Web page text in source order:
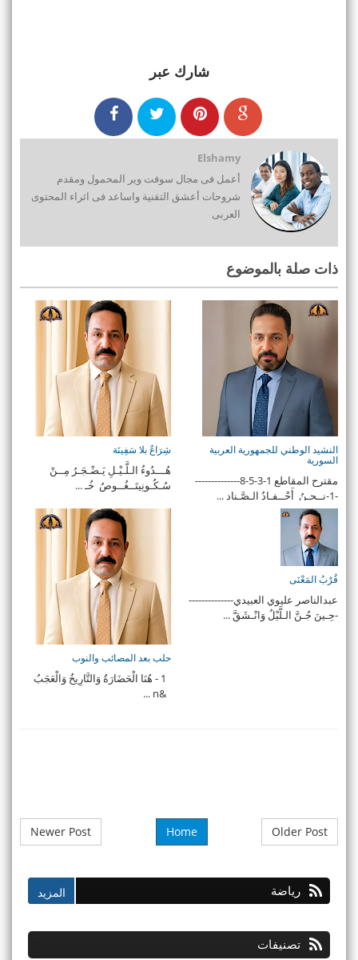
شارك عبر
Elshamy
أعمل فى مجال سوفت وير المحمول ومقدم
شروحات أعشق التقنية واساعد فى اثراء المحتوى
العربى
ذات صلة بالموضوع
النشيد الوطني للجمهورية العربية
السورية
مقترح المقاطع 1-3-5-8--------------
-1-نــحـنُ أَحْــفـادُ الـصَّـناد ...
شِرَاعٌ بلا سَفِينَة
هُـــدُوءُ الـلَّـيْـلِ يَـضْـجَـرُ مِــنْ
سُـكُـونِيتَــغُــوصُ خُـ ...
قُرْبُ المَعْنَى
عبدالناصر عليوي العبيدي--------------
-حِـينَ جُـنَّ الـلَّيْلُ وَانْـشَقَّ ...
حلب بعد المصائب والنوب
1 - هُنَا الْحَضَارَةُ وَالتَّارِيخُ وَالْعَجَبُ
&n ...
Newer Post Older Post
Home
رياضة
تصنيفات